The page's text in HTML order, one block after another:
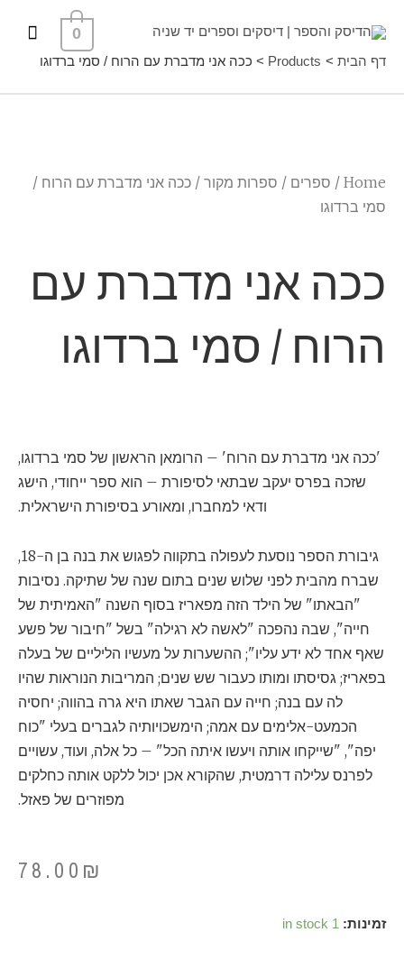
0
דף הבית Products ככה אני מדברת עם הרוח / סמי ברדוגו
Home
/ ספרים / ספרות מקור / ככה אני מדברת עם הרוח /
סמי ברדוגו
ככה אני מדברת עם
הרוח / סמי ברדוגו
'ככה אני מדברת עם הרוח' – הרומאן הראשון של סמי ברדוגו,
שזכה בפרס יעקב שבתאי לסיפורת – הוא ספר ייחודי, הישג
ודאי למחברו, ומאורע בסיפורת הישראלית.
גיבורת הספר נוסעת לעפולה בתקווה לפגוש את בנה בן ה-18,
שברח מהבית לפני שלוש שנים בתום שנה של שתיקה. נסיבות
"הבאתו" של הילד הזה מפאריז בסוף השנה "האמיתית של
חייה", שבה נהפכה "לאשה לא רגילה" בשל "חיבור של פשע
שאף אחד לא ידע עליו"; ההשערות על מעשיו הליליים של בעלה
בפאריז; גסיסתו ומותו כעבור שש שנים; המריבות הנוראות שהיו
לה עם בנה; חייה עם הגבר שאתו היא גרה בהווה; יחסיה
הכמעט-אלימים עם אמה; הימשכויותיה לגברים בעלי "כוח
יפה", "שייקחו אותה ויעשו איתה הכל" – כל אלה, ועוד, עשויים
לפרנס עלילה דרמטית, שהקורא אכן יכול ללקט אותה כחלקים
מפוזרים של פאזל.
78.00 ₪
זמינות: 1 in stock ככה